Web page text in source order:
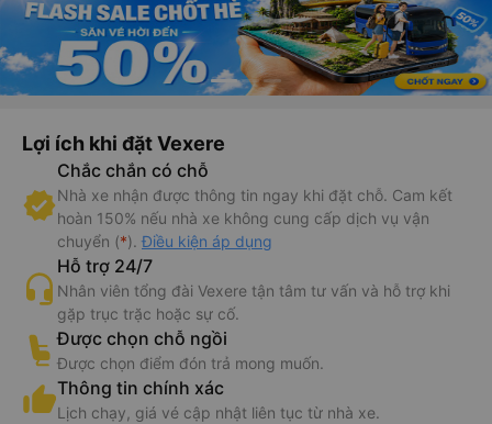
Lợi ích khi đặt Vexere
Chắc chắn có chỗ
Nhà xe nhận được thông tin ngay khi đặt chỗ. Cam kết
hoàn 150% nếu nhà xe không cung cấp dịch vụ vận
chuyển (*). Điều kiện áp dụng
Hỗ trợ 24/7
Nhân viên tổng đài Vexere tận tâm tư vấn và hỗ trợ khi
gặp trục trặc hoặc sự cố.
Được chọn chỗ ngồi
Được chọn điểm đón trả mong muốn.
Thông tin chính xác
Lịch chạy, giá vé cập nhật liên tục từ nhà xe.